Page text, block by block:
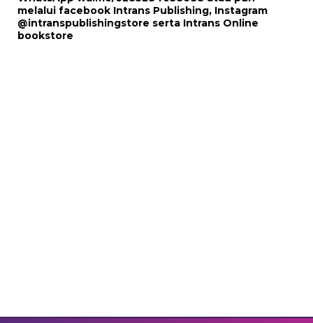
melalui facebook Intrans Publishing, Instagram
@intranspublishingstore serta Intrans Online
bookstore